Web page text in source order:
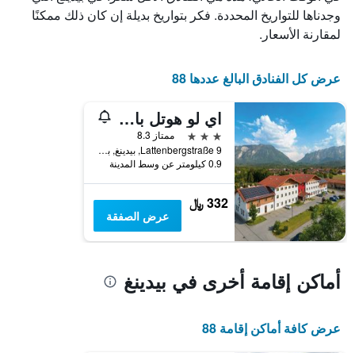
الذي
يعرض
أيام
يتضمن
المخطط
التالي
محور
Y
الذي
يعرض
متوسط
سعر
غرفة
وجدناها للتواريخ المحددة. فكر بتواريخ بديلة إن كان ذلك ممكنًا
لمقارنة الأسعار.
عرض كل الفنادق البالغ عددها 88
اي لو هوتل بايدينج
3 نجوم
ممتاز 8.3
Lattenbergstraße 9, بيدينغ, بافاريا, ألمانيا
0.9 كيلومتر عن وسط المدينة
332 ﷼
عرض الصفقة
أماكن إقامة أخرى في بيدينغ
عرض كافة أماكن إقامة 88